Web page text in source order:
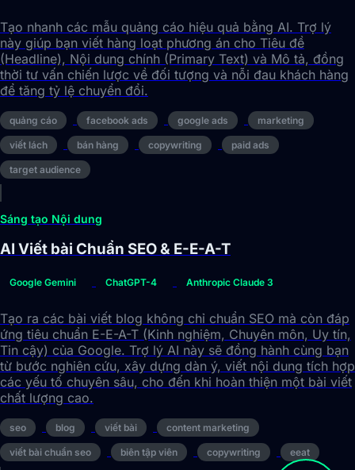
Tạo nhanh các mẫu quảng cáo hiệu quả bằng AI. Trợ lý
này giúp bạn viết hàng loạt phương án cho Tiêu đề
(Headline), Nội dung chính (Primary Text) và Mô tả, đồng
thời tư vấn chiến lược về đối tượng và nỗi đau khách hàng
để tăng tỷ lệ chuyển đổi.
quảng cáo facebook ads google ads marketing
viết lách bán hàng copywriting paid ads
target audience
Sáng tạo Nội dung
AI Viết bài Chuẩn SEO & E-E-A-T
Google Gemini ChatGPT-4 Anthropic Claude 3
Tạo ra các bài viết blog không chỉ chuẩn SEO mà còn đáp
ứng tiêu chuẩn E-E-A-T (Kinh nghiệm, Chuyên môn, Uy tín,
Tin cậy) của Google. Trợ lý AI này sẽ đồng hành cùng bạn
từ bước nghiên cứu, xây dựng dàn ý, viết nội dung tích hợp
các yếu tố chuyên sâu, cho đến khi hoàn thiện một bài viết
chất lượng cao.
seo blog viết bài content marketing
viết bài chuẩn seo biên tập viên copywriting eeat